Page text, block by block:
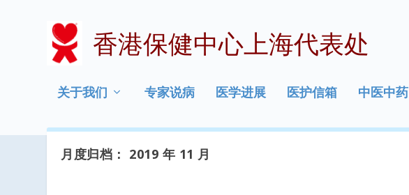
香港保健中心上海代表处
关于我们 专家说病 医学进展 医护信箱 中医中药
月度归档： 2019 年 11 月